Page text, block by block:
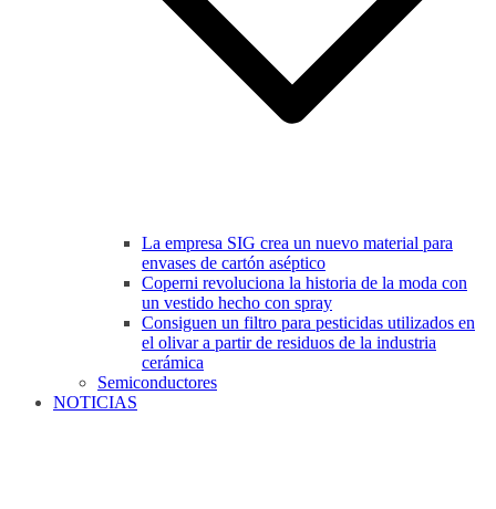
La empresa SIG crea un nuevo material para
envases de cartón aséptico
Coperni revoluciona la historia de la moda con
un vestido hecho con spray
Consiguen un filtro para pesticidas utilizados en
el olivar a partir de residuos de la industria
cerámica
Semiconductores
NOTICIAS